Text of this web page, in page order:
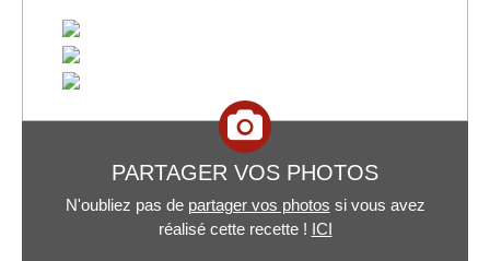
PARTAGER VOS PHOTOS
N'oubliez pas de partager vos photos si vous avez
réalisé cette recette ! ICI